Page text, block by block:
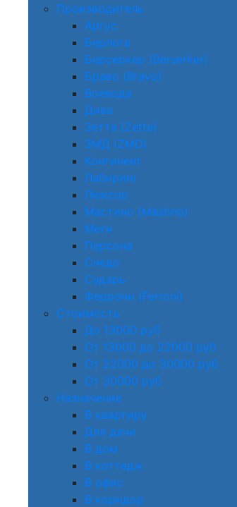
Производитель
Аргус
Берлога
Берсеркер (Berserker)
Браво (Bravo)
Воевода
Дива
Зетта (Zetta)
ЗМД (ZMD)
Континент
Лабиринт
Люксор
Мастино (Mastino)
Меги
Персона
Снедо
Сударь
Феррони (Ferroni)
Стоимость
До 13000 руб
От 13000 до 22000 руб
От 22000 до 30000 руб
От 30000 руб
Назначение
В квартиру
Для дачи
В дом
В коттедж
В офис
В коридор